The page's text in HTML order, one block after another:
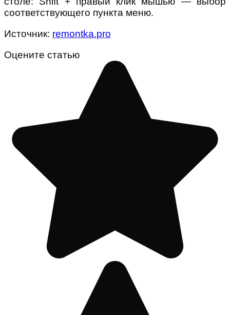
соответствующего пункта меню.
Источник: remontka.pro
Оцените статью